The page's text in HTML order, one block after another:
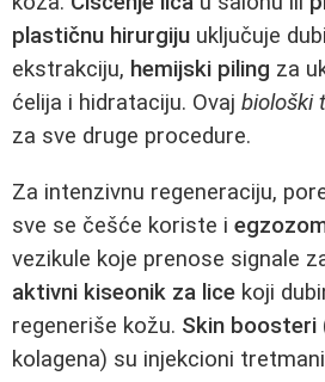
plastičnu hirurgiju uključuje
ekstrakciju, hemijski piling za
ćelija i hidrataciju. Ovaj biološki
za sve druge procedure.
Za intenzivnu regeneraciju,
sve se češće koriste i
vezikule koje prenose signale
aktivni kiseonik za lice koji
regeneriše kožu. Skin boosteri
kolagena) su injekcioni